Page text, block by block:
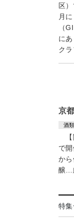
区
月
（
に
ク
京
酒類
【
で
か
醸…
特